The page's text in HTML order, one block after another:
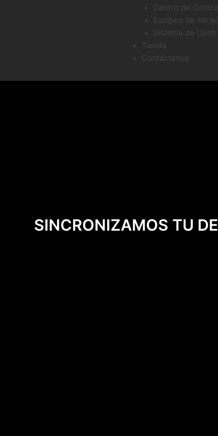
Centro de Control
Equipos de
Sistema de
Tienda
Contáctanos
SINCRONIZAMOS TU